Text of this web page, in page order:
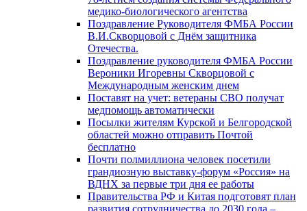
медико-биологического агентства
Поздравление Руководителя ФМБА России
В.И.Скворцовой с Днём защитника
Отечества.
Поздравление руководителя ФМБА России
Вероники Игоревны Скворцовой с
Международным женским днем
Поставят на учет: ветераны СВО получат
медпомощь автоматически
Посылки жителям Курской и Белгородской
областей можно отправить Почтой
бесплатно
Почти полмиллиона человек посетили
грандиозную выставку-форум «Россия» на
ВДНХ за первые три дня ее работы
Правительства РФ и Китая подготовят план
развития сотрудничества до 2030 года –